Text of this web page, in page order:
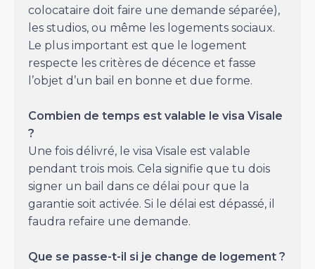
colocataire doit faire une demande séparée),
les studios, ou même les logements sociaux.
Le plus important est que le logement
respecte les critères de décence et fasse
l’objet d’un bail en bonne et due forme.
Combien de temps est valable le visa Visale
?
Une fois délivré, le visa Visale est valable
pendant trois mois. Cela signifie que tu dois
signer un bail dans ce délai pour que la
garantie soit activée. Si le délai est dépassé, il
faudra refaire une demande.
Que se passe-t-il si je change de logement ?